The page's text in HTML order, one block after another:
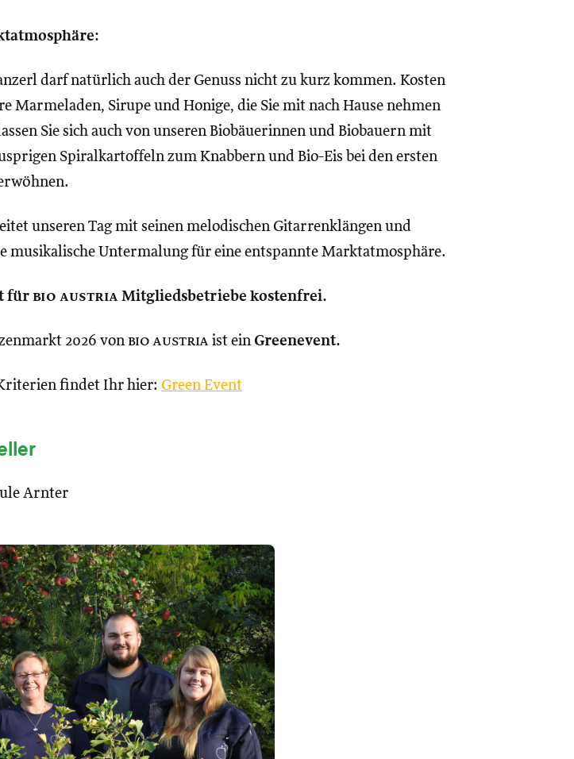
darf natürlich auch der Genuss nicht zu kurz kommen. Kosten
Marmeladen, Sirupe und Honige, die Sie mit nach Hause nehmen
Sie sich auch von unseren Biobäuerinnen und Biobauern mit
Spiralkartoffeln zum Knabbern und Bio-Eis bei den ersten
unseren Tag mit seinen melodischen Gitarrenklängen und
musikalische Untermalung für eine entspannte Marktatmosphäre.
für bio austria Mitgliedsbetriebe kostenfrei.
2026 von bio austria ist einGreenevent.
findet Ihr hier: Green Event
Arnter